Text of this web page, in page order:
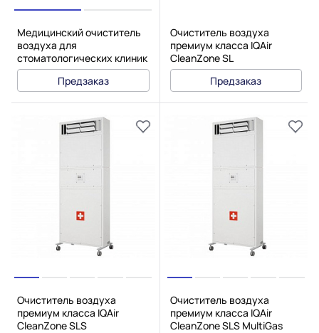
Медицинский очиститель
воздуха для
стоматологических клиник
IQAir Dental HG
Предзаказ
Очиститель воздуха
премиум класса IQAir
CleanZone SL
Предзаказ
Очиститель воздуха
премиум класса IQAir
CleanZone SLS
Очиститель воздуха
премиум класса IQAir
CleanZone SLS MultiGas